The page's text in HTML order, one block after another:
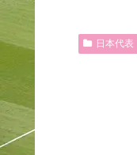
日本代表